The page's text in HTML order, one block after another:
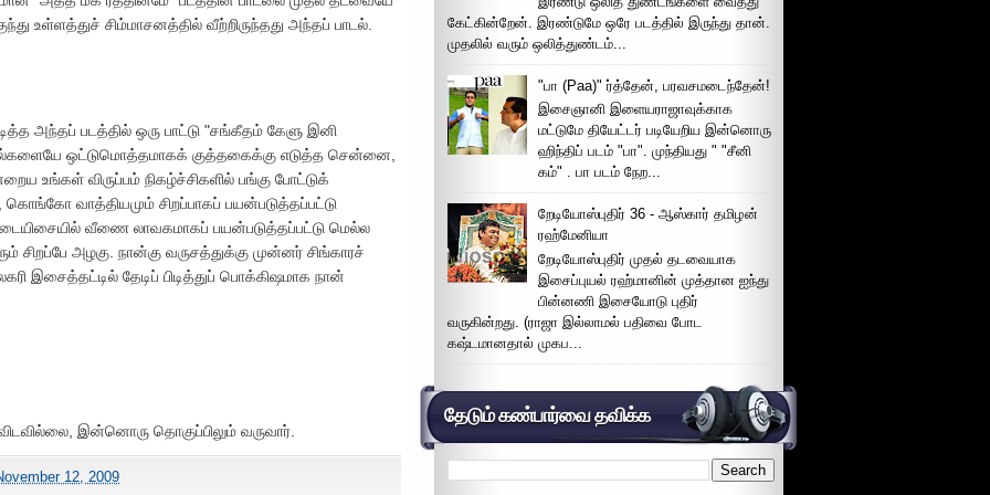
உள்ளத்துச் சிம்மாசனத்தில் வீற்றிருந்தது அந்தப் பாடல்.
அந்தப் படத்தில் ஒரு பாட்டு "சங்கீதம் கேளு இனி
ஒட்டுமொத்தமாகக் குத்தகைக்கு எடுத்த சென்னை,
உங்கள் விருப்பம் நிகழ்ச்சிகளில் பங்கு போட்டுக்
வாத்தியமும் சிறப்பாகப் பயன்படுத்தப்பட்டு
வீணை லாவகமாகப் பயன்படுத்தப்பட்டு மெல்ல
சிறப்பே அழகு. நான்கு வருசத்துக்கு முன்னர் சிங்காரச்
இசைத்தட்டில் தேடிப் பிடித்துப் பொக்கிஷமாக நான்
இன்னொரு தொகுப்பிலும் வருவார்.
12, 2009
கேட்கின்றேன். இரண்டுமே ஒரே படத்தில் இருந்து தான்.
முதலில் வரும் ஒலித்துண்டம்...
"பா (Paa)" ர்த்தேன், பரவசமடைந்தேன்!
இசைஞானி இளையராஜாவுக்காக
மட்டுமே தியேட்டர் படியேறிய இன்னொரு
ஹிந்திப் படம் "பா". முந்தியது " "சீனி
கம்" . பா படம் நேற...
றேடியோஸ்புதிர் 36 - ஆஸ்கார் தமிழன்
ரஹ்மேனியா
றேடியோஸ்புதிர் முதல் தடவையாக
இசைப்புயல் ரஹ்மானின் முத்தான ஐந்து
பின்னணி இசையோடு புதிர்
வருகின்றது. (ராஜா இல்லாமல் பதிவை போட
கஷ்டமானதால் முகப...
தேடும் கண்பார்வை தவிக்க